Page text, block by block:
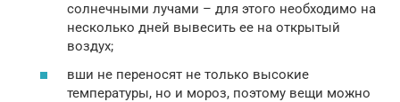
солнечными лучами – для этого необходимо на
несколько дней вывесить ее на открытый
воздух;
вши не переносят не только высокие
температуры, но и мороз, поэтому вещи можно